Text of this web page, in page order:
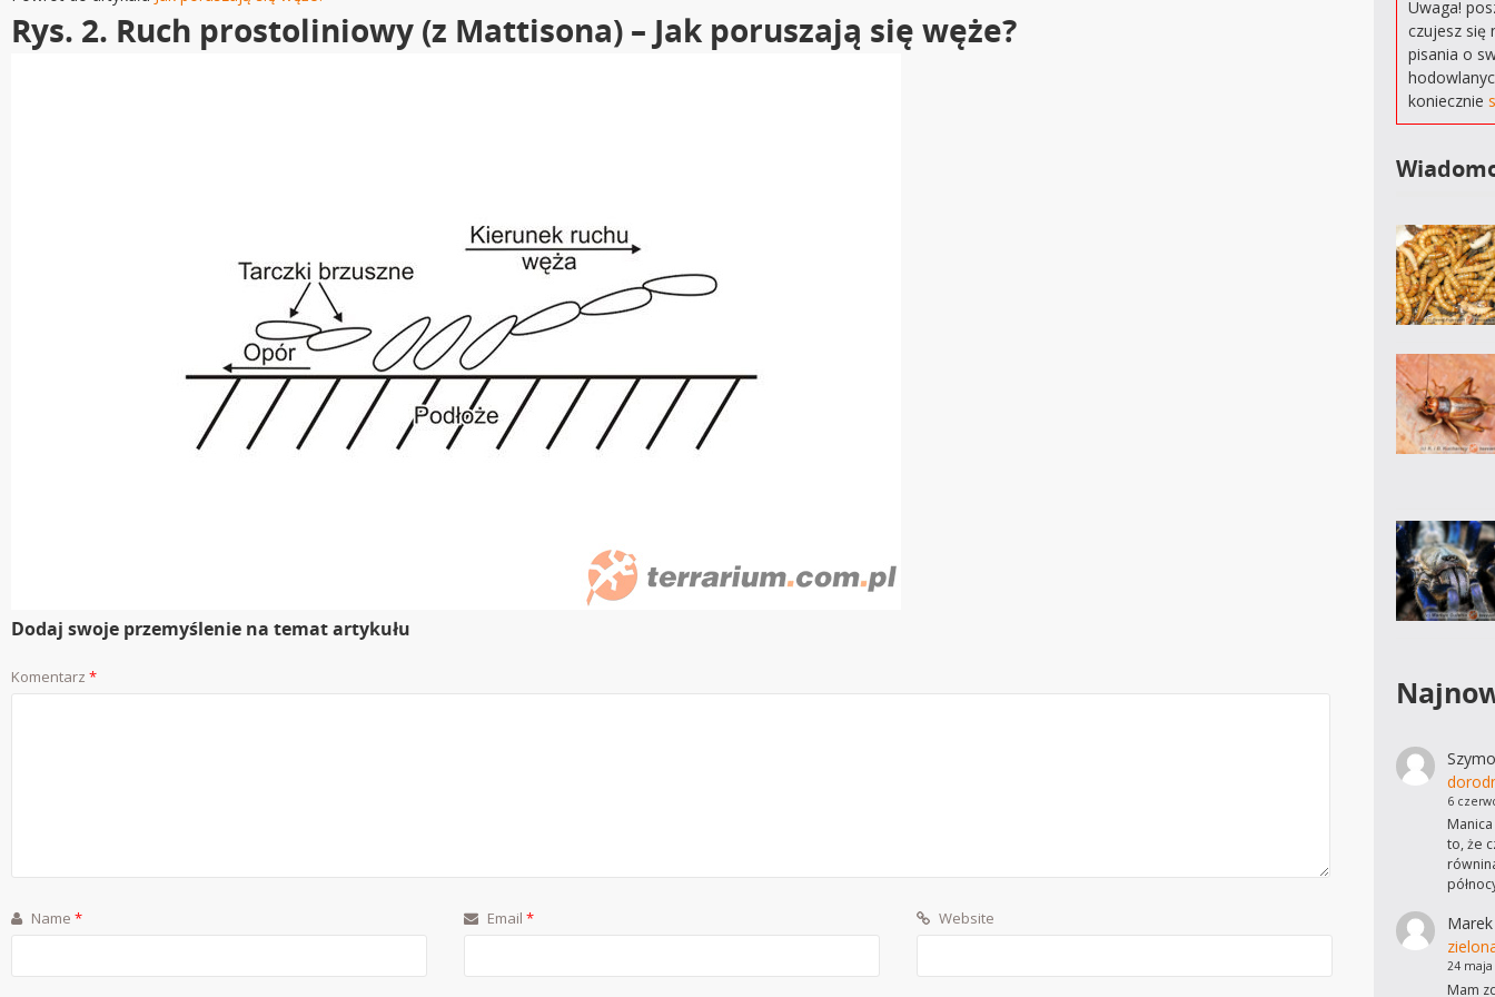
Rys. 2. Ruch prostoliniowy (z Mattisona) – Jak poruszają się węże?
Dodaj swoje przemyślenie na temat artykułu
Komentarz *
Name * Email * Website
Uwaga!
czujesz się
pisania o
koniecznie
6
to, że
Marek
24 maja
Mam